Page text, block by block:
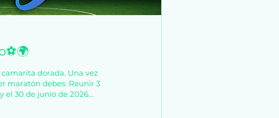
dorada. Una vez
maratón debes: Reunir 3
el 30 de junio de 2026